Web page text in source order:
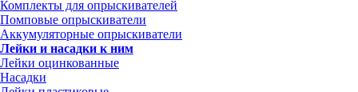
Комплекты для опрыскивателей
Помповые опрыскиватели
Аккумуляторные опрыскиватели
Лейки и насадки к ним
Лейки оцинкованные
Насадки